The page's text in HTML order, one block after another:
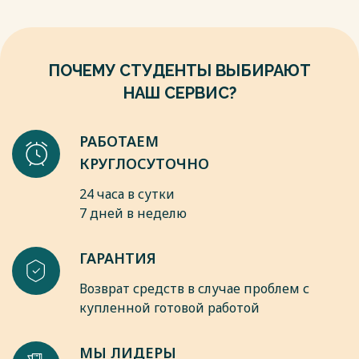
ПОЧЕМУ СТУДЕНТЫ ВЫБИРАЮТ
НАШ СЕРВИС?
РАБОТАЕМ
КРУГЛОСУТОЧНО
24 часа в сутки
7 дней в неделю
ГАРАНТИЯ
Возврат средств в случае проблем с
купленной готовой работой
МЫ ЛИДЕРЫ